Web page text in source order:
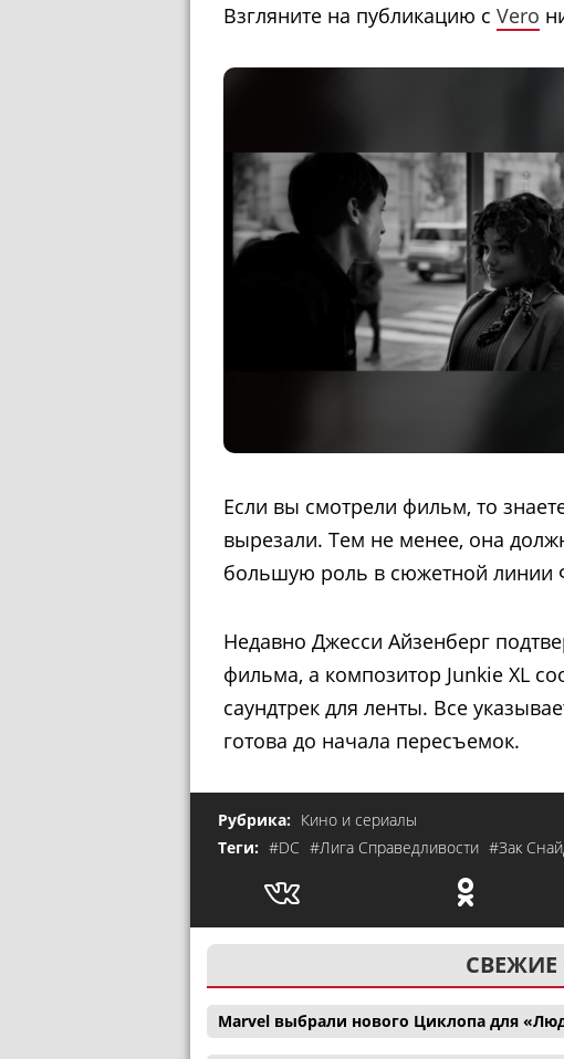
Взгляните на публикацию с Vero
Если вы смотрели фильм, то
вырезали. Тем не менее, она
большую роль в сюжетной линии
Недавно Джесси Айзенберг
фильма, а композитор Junkie XL
саундтрек для ленты. Все
готова до начала пересъемок.
Рубрика: Кино и сериалы
Теги: #DC #Лига Справедливости #Зак
СВЕЖИЕ
Marvel выбрали нового Циклопа для